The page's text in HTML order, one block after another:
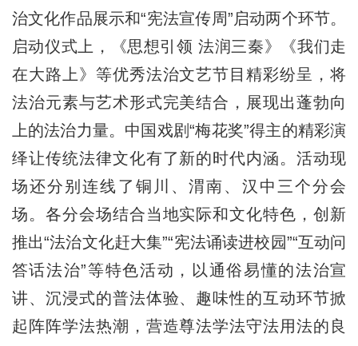
治文化作品展示和“宪法宣传周”启动两个环节。
启动仪式上，《思想引领 法润三秦》《我们走
在大路上》等优秀法治文艺节目精彩纷呈，将
法治元素与艺术形式完美结合，展现出蓬勃向
上的法治力量。中国戏剧“梅花奖”得主的精彩演
绎让传统法律文化有了新的时代内涵。活动现
场还分别连线了铜川、渭南、汉中三个分会
场。各分会场结合当地实际和文化特色，创新
推出“法治文化赶大集”“宪法诵读进校园”“互动问
答话法治”等特色活动，以通俗易懂的法治宣
讲、沉浸式的普法体验、趣味性的互动环节掀
起阵阵学法热潮，营造尊法学法守法用法的良